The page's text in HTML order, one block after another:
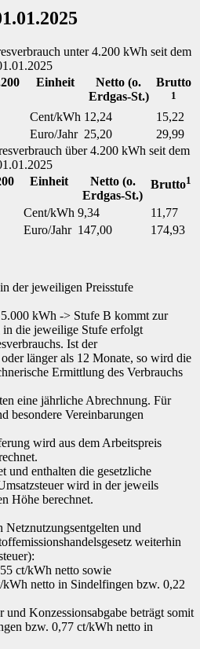
unter 4.200 kWh seit dem
Einheit
Netto (o.
Erdgas-St.)
Brutto
1
Cent/kWh 12,24
15,22
Euro/Jahr 25,20
29,99
über 4.200 kWh seit dem
Einheit
Netto (o.
Erdgas-St.)
Brutto1
Cent/kWh 9,34
11,77
Euro/Jahr 147,00 174,93
der jeweiligen Preisstufe
kWh -> Stufe B kommt zur
die jeweilige Stufe erfolgt
Ist der
länger als 12 Monate, so wird die
Ermittlung des Verbrauchs
eine jährliche Abrechnung. Für
besondere Vereinbarungen
wird aus dem Arbeitspreis
und enthalten die gesetzliche
wird in der jeweils
Höhe berechnet.
Netznutzungsentgelten und
weiterhin
ct/kWh netto sowie
kWh netto in Sindelfingen bzw. 0,22
und Konzessionsabgabe beträgt somit
bzw. 0,77 ct/kWh netto in